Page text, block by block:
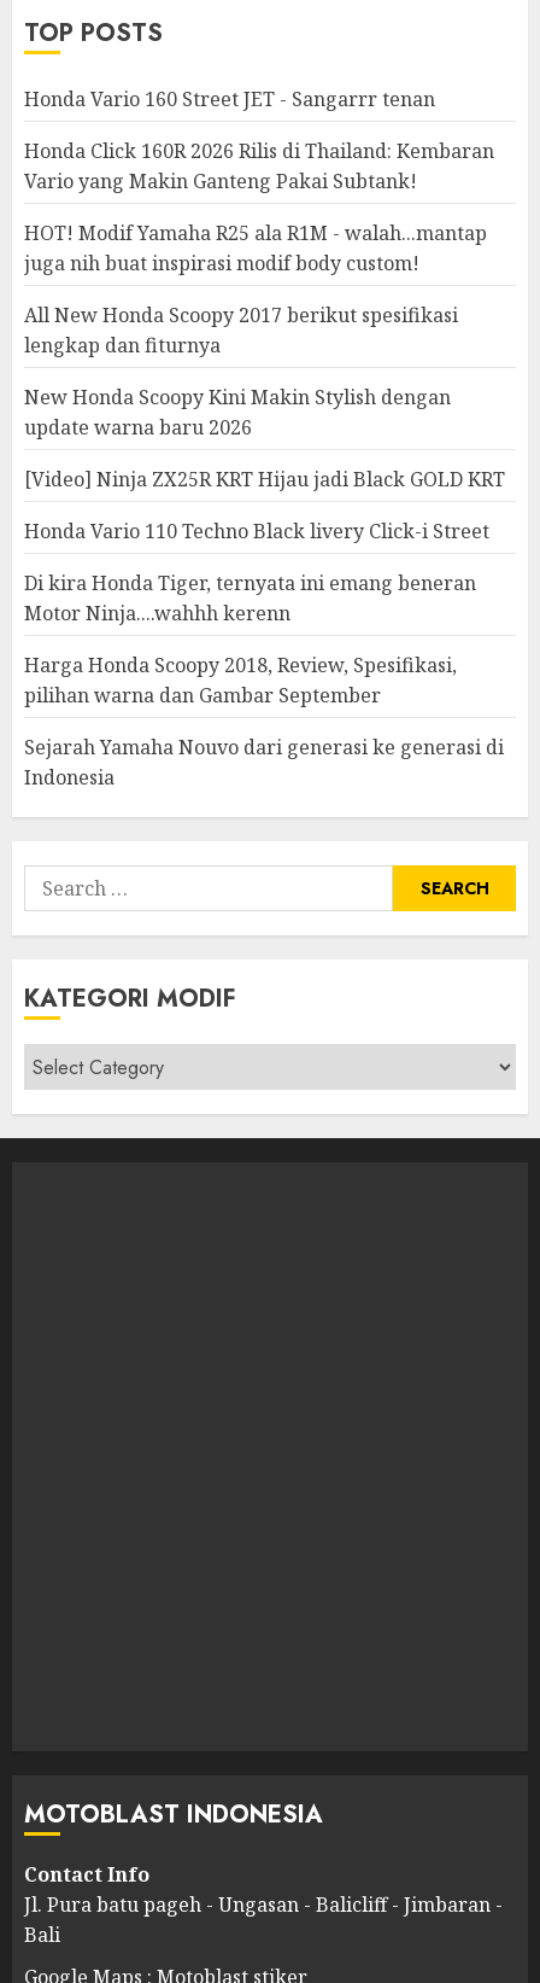
TOP POSTS
Honda Vario 160 Street JET - Sangarrr tenan
Honda Click 160R 2026 Rilis di Thailand: Kembaran
Vario yang Makin Ganteng Pakai Subtank!
HOT! Modif Yamaha R25 ala R1M - walah...mantap
juga nih buat inspirasi modif body custom!
All New Honda Scoopy 2017 berikut spesifikasi
lengkap dan fiturnya
New Honda Scoopy Kini Makin Stylish dengan
update warna baru 2026
[Video] Ninja ZX25R KRT Hijau jadi Black GOLD KRT
Honda Vario 110 Techno Black livery Click-i Street
Di kira Honda Tiger, ternyata ini emang beneran
Motor Ninja....wahhh kerenn
Harga Honda Scoopy 2018, Review, Spesifikasi,
pilihan warna dan Gambar September
Sejarah Yamaha Nouvo dari generasi ke generasi di
Indonesia
Search
for:
KATEGORI MODIF
Kategori
modif
MOTOBLAST INDONESIA
Contact Info
Jl. Pura batu pageh - Ungasan - Balicliff - Jimbaran -
Bali
Google Maps : Motoblast stiker